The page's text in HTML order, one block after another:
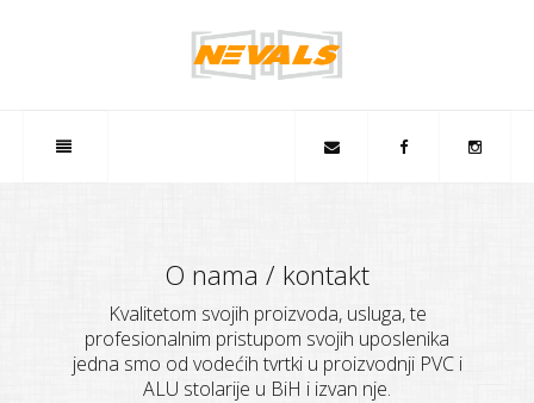
O nama / kontakt
Kvalitetom svojih proizvoda, usluga, te
profesionalnim pristupom svojih uposlenika
jedna smo od vodećih tvrtki u proizvodnji PVC i
ALU stolarije u BiH i izvan nje.